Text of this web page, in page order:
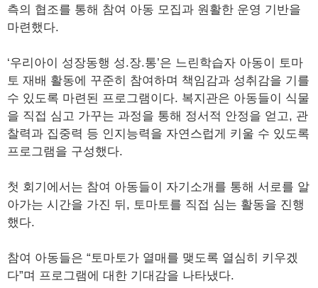
측의 협조를 통해 참여 아동 모집과 원활한 운영 기반을
마련했다.
‘우리아이 성장동행 성.장.통’은 느린학습자 아동이 토마
토 재배 활동에 꾸준히 참여하며 책임감과 성취감을 기를
수 있도록 마련된 프로그램이다. 복지관은 아동들이 식물
을 직접 심고 가꾸는 과정을 통해 정서적 안정을 얻고, 관
찰력과 집중력 등 인지능력을 자연스럽게 키울 수 있도록
프로그램을 구성했다.
첫 회기에서는 참여 아동들이 자기소개를 통해 서로를 알
아가는 시간을 가진 뒤, 토마토를 직접 심는 활동을 진행
했다.
참여 아동들은 “토마토가 열매를 맺도록 열심히 키우겠
다”며 프로그램에 대한 기대감을 나타냈다.